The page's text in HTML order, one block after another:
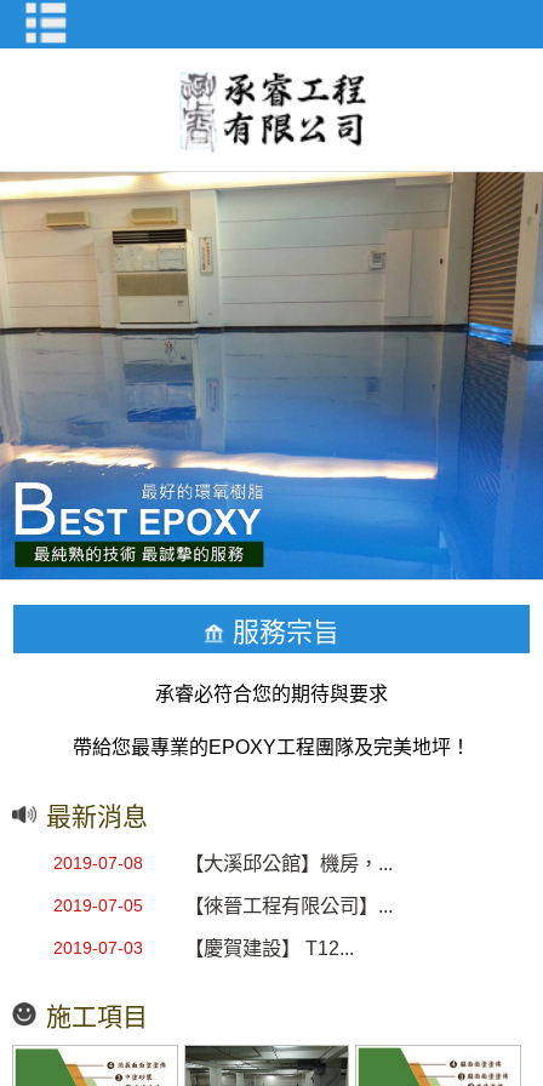
服務宗旨
承睿必符合您的期待與要求
帶給您最專業的EPOXY工程團隊及完美地坪！
最新消息
2019-07-08 【大溪邱公館】機房，...
2019-07-05 【徠晉工程有限公司】...
2019-07-03 【慶賀建設】 T12...
施工項目